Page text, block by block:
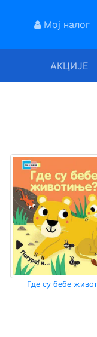
Мој налог
АКЦИЈЕ
Где су бебе